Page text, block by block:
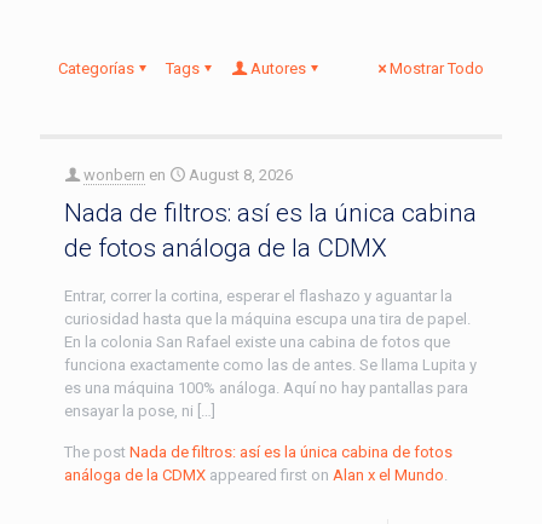
Categorías Tags Autores Mostrar Todo
wonbern en August 8, 2026
Nada de filtros: así es la única cabina
de fotos análoga de la CDMX
Entrar, correr la cortina, esperar el flashazo y aguantar la
curiosidad hasta que la máquina escupa una tira de papel.
En la colonia San Rafael existe una cabina de fotos que
funciona exactamente como las de antes. Se llama Lupita y
es una máquina 100% análoga. Aquí no hay pantallas para
ensayar la pose, ni […]
The post Nada de filtros: así es la única cabina de fotos
análoga de la CDMX appeared first on Alan x el Mundo.